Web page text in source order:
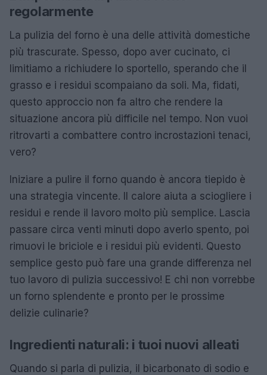
regolarmente
La pulizia del forno è una delle attività domestiche
più trascurate. Spesso, dopo aver cucinato, ci
limitiamo a richiudere lo sportello, sperando che il
grasso e i residui scompaiano da soli. Ma, fidati,
questo approccio non fa altro che rendere la
situazione ancora più difficile nel tempo. Non vuoi
ritrovarti a combattere contro incrostazioni tenaci,
vero?
Iniziare a pulire il forno quando è ancora tiepido è
una strategia vincente. Il calore aiuta a sciogliere i
residui e rende il lavoro molto più semplice. Lascia
passare circa venti minuti dopo averlo spento, poi
rimuovi le briciole e i residui più evidenti. Questo
semplice gesto può fare una grande differenza nel
tuo lavoro di pulizia successivo! E chi non vorrebbe
un forno splendente e pronto per le prossime
delizie culinarie?
Ingredienti naturali: i tuoi nuovi alleati
Quando si parla di pulizia, il bicarbonato di sodio e